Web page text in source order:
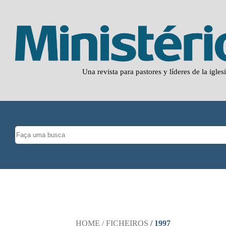
Una revista para pastores y líderes de la
HOME / FICHEIROS / 1997